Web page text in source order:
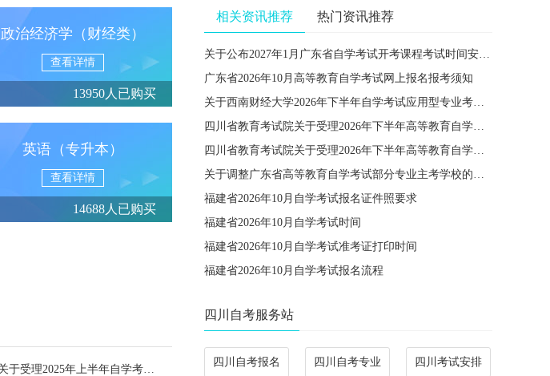
政治经济学（财经类）
查看详情
13950人已购买
英语（专升本）
查看详情
14688人已购买
【四川】屏山县教育考试中心关于受理2025年上半年自学考试毕业申请的通知
相关资讯推荐 热门资讯推荐
关于公布2027年1月广东省自学考试开考课程考试时间安排和使用教材的通知
广东省2026年10月高等教育自学考试网上报名报考须知
关于西南财经大学2026年下半年自学考试应用型专业考籍更改办理的通知
四川省教育考试院关于受理2026年下半年高等教育自学考试省际转考申请的通告
四川省教育考试院关于受理2026年下半年高等教育自学考试考籍更改申请的通告
关于调整广东省高等教育自学考试部分专业主考学校的通知
福建省2026年10月自学考试报名证件照要求
福建省2026年10月自学考试时间
福建省2026年10月自学考试准考证打印时间
福建省2026年10月自学考试报名流程
四川自考服务站
四川自考报名 四川自考专业 四川考试安排